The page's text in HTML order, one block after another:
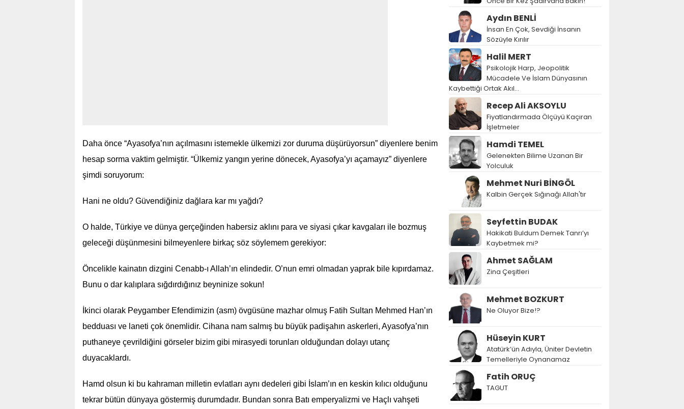
Daha önce “Ayasofya’nın açılmasını istemekle ülkemizi zor duruma düşürüyorsun” diyenlere benim
hesap sorma vaktim gelmiştir. “Ülkemiz yangın yerine dönecek, Ayasofya’yı açamayız” diyenlere
şimdi soruyorum:
Hani ne oldu? Güvendiğiniz dağlara kar mı yağdı?
O halde, Türkiye ve dünya gerçeğinden habersiz aklını para ve siyasi çıkar kavgaları ile bozmuş
geleceği düşünmesini bilmeyenlere birkaç söz söylemem gerekiyor:
Öncelikle kainatın dizgini Cenabb-ı Allah’ın elindedir. O’nun emri olmadan yaprak bile kıpırdamaz.
Bunu o dar kalıplara sığdırdığınız beyninize sokun!
İkinci olarak Peygamber Efendimizin (asm) övgüsüne mazhar olmuş Fatih Sultan Mehmed Han’ın
bedduası ve laneti çok önemlidir. Cihana nam salmış bu büyük padişahın askerleri, Ayasofya’nın
puthaneye çevrildiğini görseler bizim gibi mirasyedi torunları olduğundan dolayı utanç
duyacaklardı.
Hamd olsun ki bu kahraman milletin evlatları aynı dedeleri gibi İslam’ın en keskin kılıcı olduğunu
tekrar bütün dünyaya göstermiş durumdadır. Bundan sonra Batı emperyalizmi ve Haçlı vahşeti
Aydın BENLİ
İnsan En Çok, Sevdiği İnsanın
Sözüyle Kırılır
Halil MERT
Psikolojik Harp, Jeopolitik
Mücadele Ve İslam Dünyasının
Kaybettiği Ortak Akıl…
Recep Ali AKSOYLU
Fiyatlandırmada Ölçüyü Kaçıran
İşletmeler
Hamdi TEMEL
Gelenekten Bilime Uzanan Bir
Yolculuk
Mehmet Nuri BİNGÖL
Kalbin Gerçek Sığınağı Allah'tır
Seyfettin BUDAK
Hakikati Buldum Demek Tanrı’yı
Kaybetmek mi?
Ahmet SAĞLAM
Zina Çeşitleri
Mehmet BOZKURT
Ne Oluyor Bize!?
Hüseyin KURT
Atatürk’ün Adıyla, Üniter Devletin
Temelleriyle Oynanamaz
Fatih ORUÇ
TAGUT